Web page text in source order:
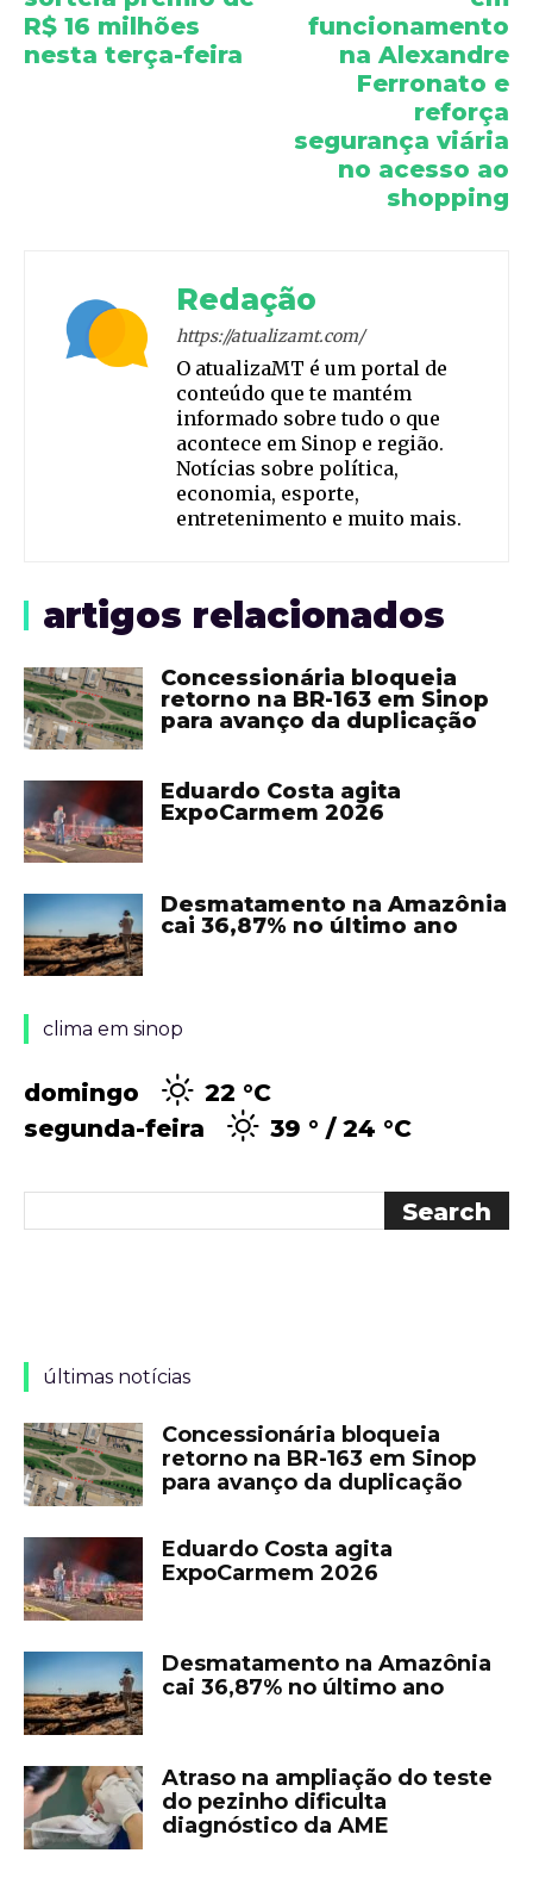
R$ 16 milhões
nesta terça-feira
funcionamento
na Alexandre
Ferronato e
reforça
segurança viária
no acesso ao
shopping
Redação
https://atualizamt.com/
O atualizaMT é um portal de
conteúdo que te mantém
informado sobre tudo o que
acontece em Sinop e região.
Notícias sobre política,
economia, esporte,
entretenimento e muito mais.
artigos relacionados
Concessionária bloqueia
retorno na BR-163 em Sinop
para avanço da duplicação
Eduardo Costa agita
ExpoCarmem 2026
Desmatamento na Amazônia
cai 36,87% no último ano
clima em sinop
domingo 22 °C
segunda-feira
39 ° 24 °C
últimas notícias
Concessionária bloqueia
retorno na BR-163 em Sinop
para avanço da duplicação
Eduardo Costa agita
ExpoCarmem 2026
Desmatamento na Amazônia
cai 36,87% no último ano
Atraso na ampliação do teste
do pezinho dificulta
diagnóstico da AME